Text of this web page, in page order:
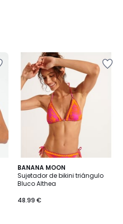
BANANA MOON
Sujetador de bikini triángulo
Bluco Althea
48.99 €